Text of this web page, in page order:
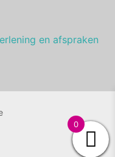
en afspraken
0